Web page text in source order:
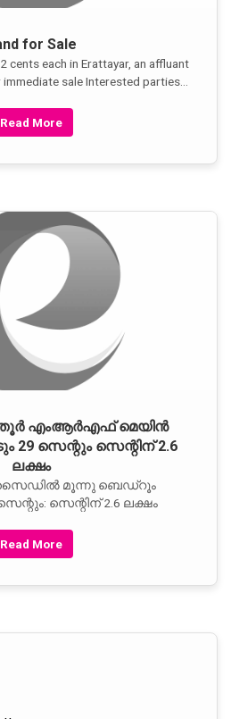
for Sale
cents each in Erattayar, an affluant
sale Interested parties
Read More
എംആര്‍എഫ് മെയിന്‍
29 സെന്റും സെന്റിന് 2.6
ലക്ഷം
സൈഡില്‍ മൂന്നു ബെഡ്‌റൂം
സെന്റിന് 2.6 ലക്ഷം
Read More